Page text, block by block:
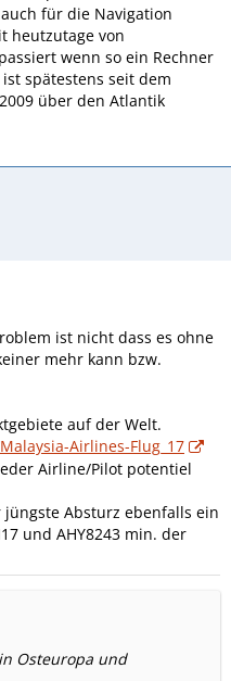
für die Navigation
heutzutage von
wenn so ein Rechner
spätestens seit dem
über den Atlantik
ist nicht dass es ohne
mehr kann bzw.
auf der Welt.
Airlines-Flug_17
Airline/Pilot potentiel
Absturz ebenfalls ein
und AHY8243 min. der
Osteuropa und